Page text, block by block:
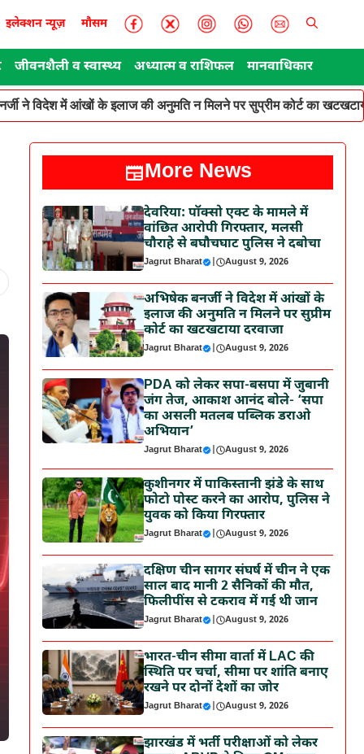
इलेक्शन न्यूज़ मौसम
जीवनशैली व स्वास्थ्य अध्यात्म व राशिफल मानवाधिकार
ने विदेश में आंखों के इलाज की अनुमति न मिलने पर सुप्रीम कोर्ट का
More News
देवरिया: पॉक्सो एक्ट के मामले में
वांछित आरोपी गिरफ्तार, मलसी
चौराहे से बघौचघाट पुलिस ने दबोचा
Jagrut Bharat | August 9, 2026
अभिषेक बनर्जी ने विदेश में आंखों के
इलाज की अनुमति न मिलने पर सुप्रीम
कोर्ट का खटखटाया दरवाजा
Jagrut Bharat | August 9, 2026
PDA को लेकर सपा-बसपा में जुबानी
जंग तेज, आकाश आनंद बोले- ‘सपा
का असली मतलब पब्लिक डराओ
अभियान’
Jagrut Bharat | August 9, 2026
कुशीनगर में पाकिस्तानी झंडे के साथ
फोटो पोस्ट करने का आरोप, पुलिस ने
युवक को किया गिरफ्तार
Jagrut Bharat | August 9, 2026
दक्षिण चीन सागर संघर्ष में चीन ने एक
साल बाद मानी 2 सैनिकों की मौत,
फिलीपींस से टकराव में गई थी जान
Jagrut Bharat | August 9, 2026
भारत-चीन सीमा वार्ता में LAC की
स्थिति पर चर्चा, सीमा पर शांति बनाए
रखने पर दोनों देशों का जोर
Jagrut Bharat | August 9, 2026
झारखंड में भर्ती परीक्षाओं को लेकर